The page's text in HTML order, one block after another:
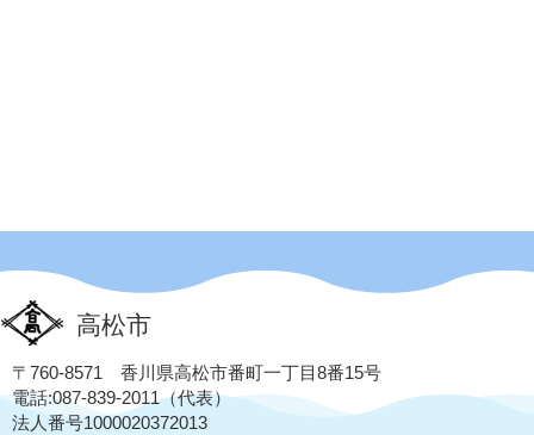
高松市
〒760-8571 香川県高松市番町一丁目8番15号
電話:087-839-2011（代表）
法人番号1000020372013